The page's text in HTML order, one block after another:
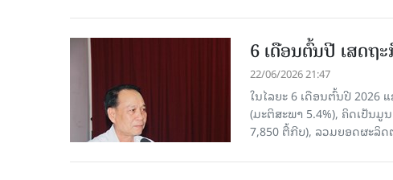
6 ເດືອນຕົ້ນປີ ເສດຖ
22/06/2026 21:47
ໃນໄລຍະ 6 ເດືອນຕົ້ນປີ 2026
(ມະຕິສະພາ 5.4%), ຄິດເປັນມູ
7,850 ຕື້ກີບ), ລວມຍອດຜະລິ